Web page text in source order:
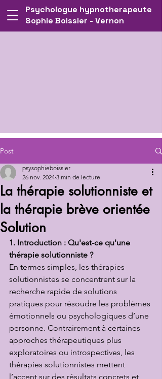
Connexion
Psychologue hypnotherapeute
Sophie Boissier - Vernon
Post
La thérapie solutionniste et
la thérapie brève orientée
Solution
psysophieboissier
26 nov. 2024 3 min de lecture
1. Introduction : Qu'est-ce qu'une
thérapie solutionniste ?
En termes simples, les thérapies
solutionnistes se concentrent sur la
recherche rapide de solutions
pratiques pour résoudre les problèmes
émotionnels ou psychologiques d’une
personne. Contrairement à certaines
approches thérapeutiques plus
exploratoires ou introspectives, les
thérapies solutionnistes mettent
l’accent sur des résultats concrets et